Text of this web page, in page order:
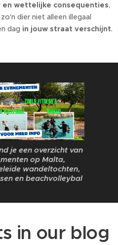
wettelijke consequenties,
dier niet alleen illegaal
dag in jouw straat verschijnt.
je een overzicht van
op Malta,
wandeltochten,
en beachvolleybal
in our blog